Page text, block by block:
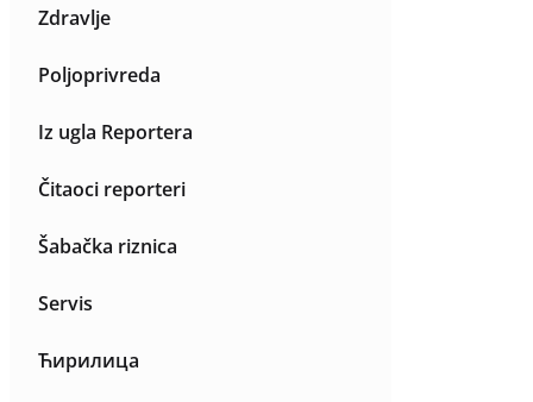
Zdravlje
Poljoprivreda
Iz ugla Reportera
Čitaoci reporteri
Šabačka riznica
Servis
Ћирилица